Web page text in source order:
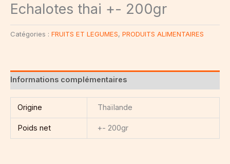
Echalotes thai +- 200gr
Catégories : FRUITS ET LEGUMES, PRODUITS ALIMENTAIRES
Informations complémentaires
Origine Thaïlande
Poids net +- 200gr